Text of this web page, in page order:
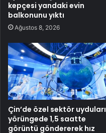
kepçesi yandaki evin
balkonunu yıktı
Ağustos 8, 2026
Çin’de özel sektör uyduları
yörüngede 1,5 saatte
görüntü göndererek hız